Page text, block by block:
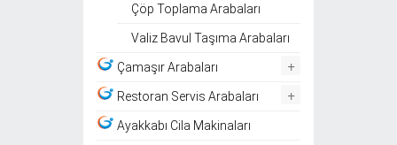
Çöp Toplama Arabaları
Valiz Bavul Taşıma Arabaları
Çamaşır Arabaları +
Restoran Servis Arabaları +
Ayakkabı Cila Makinaları